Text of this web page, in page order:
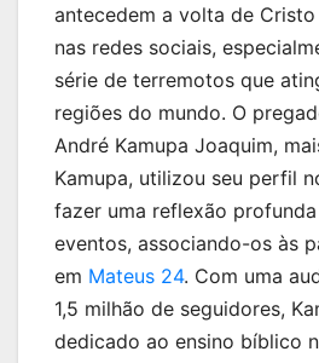
antecedem a volta de
nas redes sociais,
série de terremotos que
regiões do mundo. O
André Kamupa Joaquim,
Kamupa, utilizou seu perfil
fazer uma reflexão
eventos, associando-os às
em Mateus 24. Com uma
1,5 milhão de seguidores,
dedicado ao ensino bíblico